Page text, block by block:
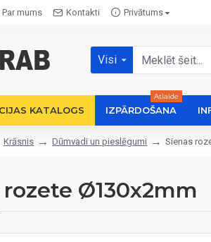
Par mums Kontakti Privātums
Visi
KATALOGS IZPĀRDOŠANA
Atlaide
Krāsnis Dūmvadi un pieslēgumi Sienas
rozete Ø130x2mm